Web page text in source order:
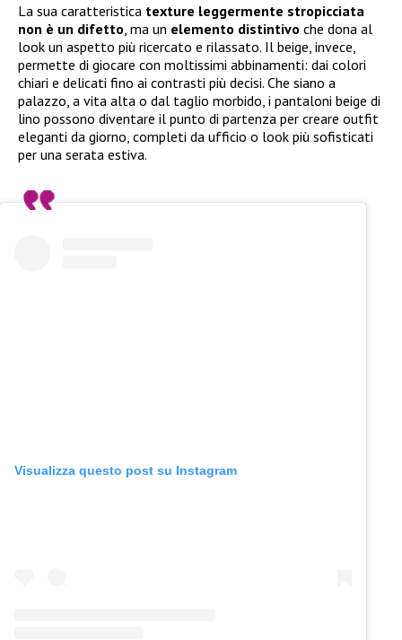
La sua caratteristica texture leggermente stropicciata
non è un difetto , ma un elemento distintivo che dona al
look un aspetto più ricercato e rilassato. Il beige, invece,
permette di giocare con moltissimi abbinamenti: dai colori
chiari e delicati fino ai contrasti più decisi. Che siano a
palazzo, a vita alta o dal taglio morbido, i pantaloni beige di
lino possono diventare il punto di partenza per creare outfit
eleganti da giorno, completi da ufficio o look più sofisticati
per una serata estiva.
Visualizza questo post su Instagram